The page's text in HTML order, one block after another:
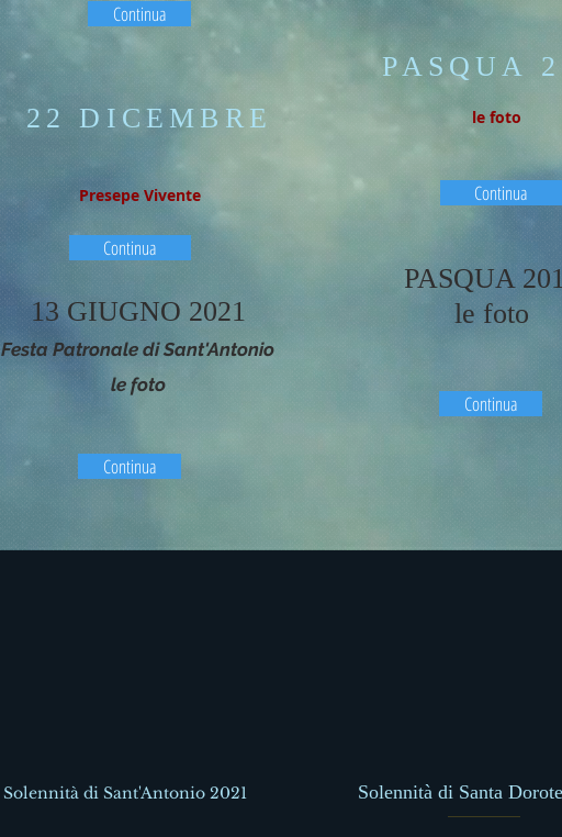
Continua
PASQUA
22 DICEMBRE
Presepe Vivente
Continua
13 GIUGNO 2021
Festa Patronale di Sant'Antonio
le foto
le foto
Continua
PASQUA
le foto
Continua
Continua
Solennità di Sant'Antonio 2021 Solennità di Santa